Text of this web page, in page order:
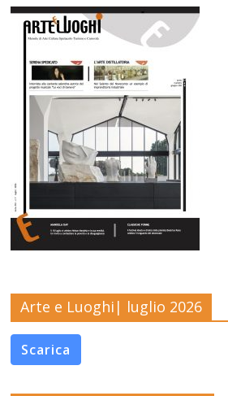
Arte e Luoghi| luglio 2026
Scarica